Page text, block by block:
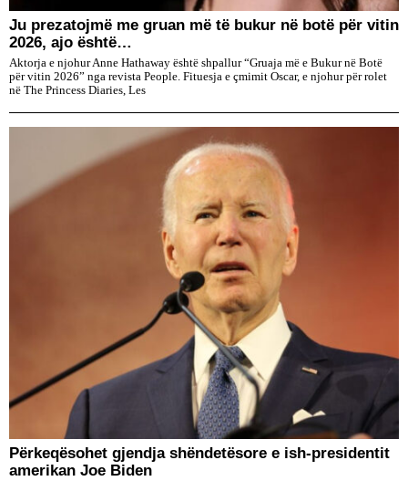
Ju prezatojmë me gruan më të bukur në botë për vitin
2026, ajo është…
Aktorja e njohur Anne Hathaway është shpallur “Gruaja më e Bukur në Botë
për vitin 2026” nga revista People. Fituesja e çmimit Oscar, e njohur për rolet
në The Princess Diaries, Les
Përkeqësohet gjendja shëndetësore e ish-presidentit
amerikan Joe Biden